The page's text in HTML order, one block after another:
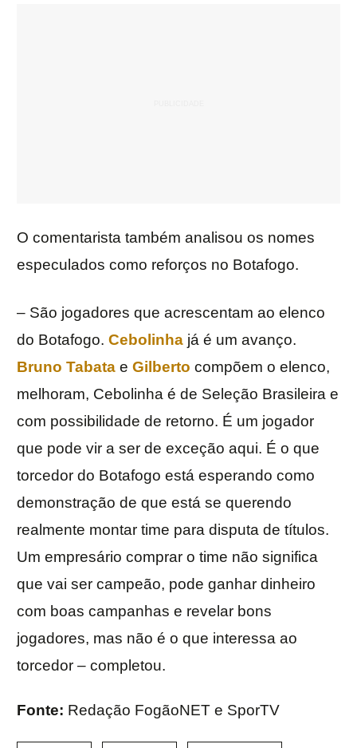
O comentarista também analisou os nomes
especulados como reforços no Botafogo.
– São jogadores que acrescentam ao elenco
do Botafogo. Cebolinha já é um avanço.
Bruno Tabata e Gilberto compõem o elenco,
melhoram, Cebolinha é de Seleção Brasileira e
com possibilidade de retorno. É um jogador
que pode vir a ser de exceção aqui. É o que
torcedor do Botafogo está esperando como
demonstração de que está se querendo
realmente montar time para disputa de títulos.
Um empresário comprar o time não significa
que vai ser campeão, pode ganhar dinheiro
com boas campanhas e revelar bons
jogadores, mas não é o que interessa ao
torcedor – completou.
Fonte: Redação FogãoNET e SporTV